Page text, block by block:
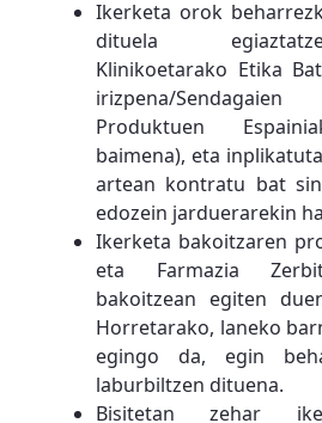
Ikerketa orok
dituela
Klinikoetarako Etika
irizpena/
Produktuen
baimena), eta
artean kontratu bat
edozein jarduerarekin
Ikerketa bakoitzaren
eta Farmazia
bakoitzean egiten
Horretarako, laneko
egingo da, egin
laburbiltzen dituena.
Bisitetan zehar